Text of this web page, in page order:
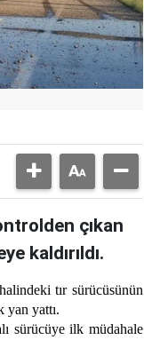
çıkan
kaldırıldı.
tır sürücüsünün
yan yattı.
sürücüye ilk müdahale